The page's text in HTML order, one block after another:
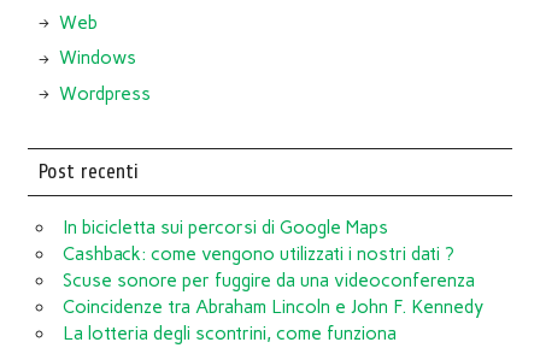
Web
Windows
Wordpress
Post recenti
In bicicletta sui percorsi di Google Maps
Cashback: come vengono utilizzati i nostri dati ?
Scuse sonore per fuggire da una videoconferenza
Coincidenze tra Abraham Lincoln e John F. Kennedy
La lotteria degli scontrini, come funziona